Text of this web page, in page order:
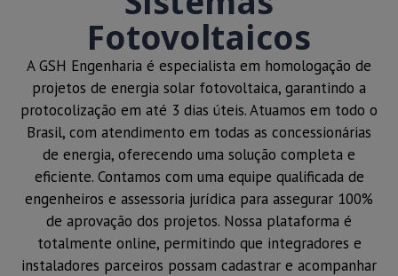
Fotovoltaicos
A GSH Engenharia é especialista em homologação de
projetos de energia solar fotovoltaica, garantindo a
protocolização em até 3 dias úteis. Atuamos em todo o
Brasil, com atendimento em todas as concessionárias
de energia, oferecendo uma solução completa e
eficiente. Contamos com uma equipe qualificada de
engenheiros e assessoria jurídica para assegurar 100%
de aprovação dos projetos. Nossa plataforma é
totalmente online, permitindo que integradores e
instaladores parceiros possam cadastrar e acompanhar